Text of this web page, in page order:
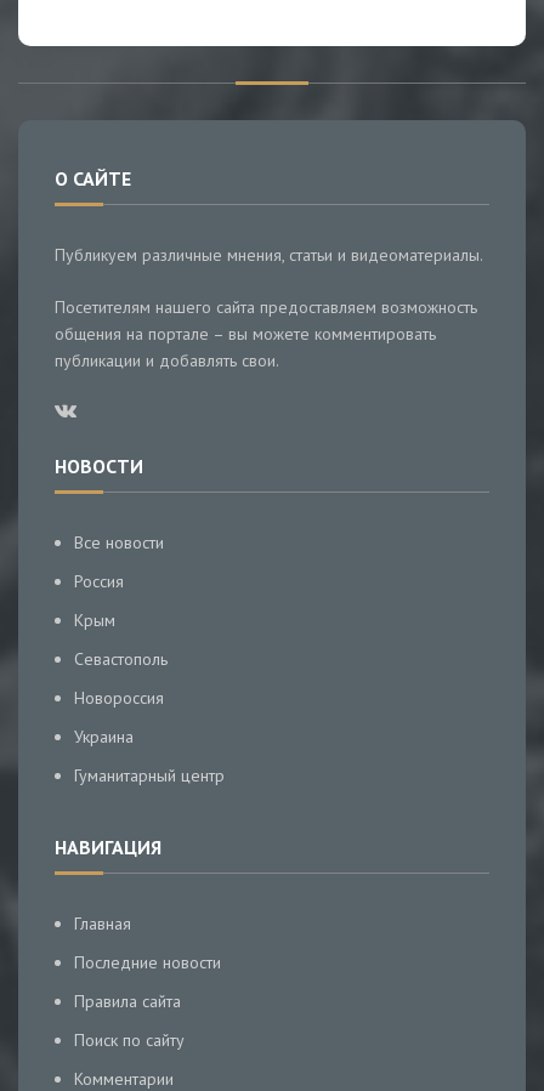
О САЙТЕ
Публикуем различные мнения, статьи и видеоматериалы.
Посетителям нашего сайта предоставляем возможность
общения на портале – вы можете комментировать
публикации и добавлять свои.
НОВОСТИ
Все новости
Россия
Крым
Севастополь
Новороссия
Украина
Гуманитарный центр
НАВИГАЦИЯ
Главная
Последние новости
Правила сайта
Поиск по сайту
Комментарии